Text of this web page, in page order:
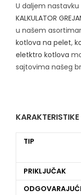
U daljem
KALKULATOR
u našem
kotlova na pelet,
eletktro kotlova
sajtovima našeg
KARAKTERISTIKE
TIP
PRIKLJUČAK
ODGOVARAJUĆI